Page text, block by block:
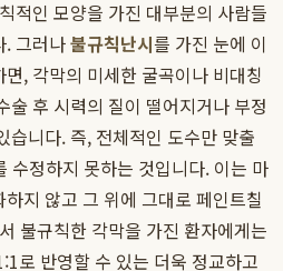
적인 모양을 가진 대부분의 사람들
. 그러나불규칙난시를 가진 눈에 이
, 각막의 미세한 굴곡이나 비대칭
술 후 시력의 질이 떨어지거나 부정
습니다. 즉, 전체적인 도수만 맞출
수정하지 못하는 것입니다. 이는 마
지 않고 그 위에 그대로 페인트칠
불규칙한 각막을 가진 환자에게는
로 반영할 수 있는 더욱 정교하고